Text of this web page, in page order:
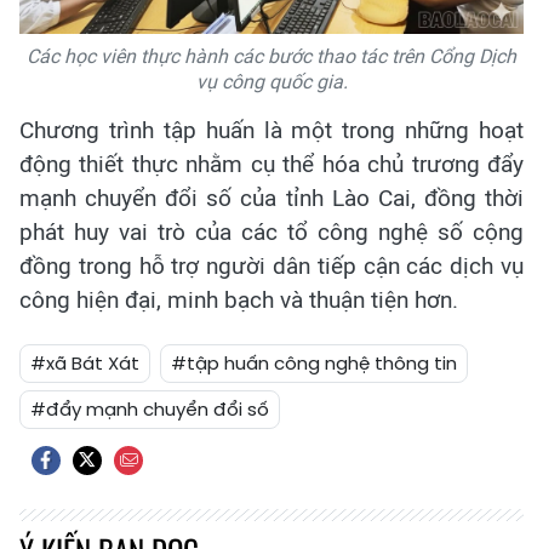
Các học viên thực hành các bước thao tác trên Cổng Dịch
vụ công quốc gia.
Chương trình tập huấn là một trong những hoạt
động thiết thực nhằm cụ thể hóa chủ trương đẩy
mạnh chuyển đổi số của tỉnh Lào Cai, đồng thời
phát huy vai trò của các tổ công nghệ số cộng
đồng trong hỗ trợ người dân tiếp cận các dịch vụ
công hiện đại, minh bạch và thuận tiện hơn.
#xã Bát Xát
#tập huấn công nghệ thông tin
#đẩy mạnh chuyển đổi số